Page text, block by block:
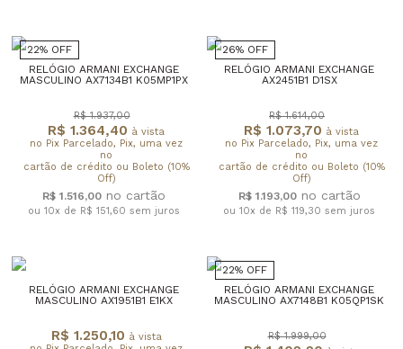
22% OFF
RELÓGIO ARMANI EXCHANGE
MASCULINO AX7134B1 K05MP1PX
R$ 1.364,40 à vista
no Pix Parcelado, Pix, uma vez
no
cartão de crédito ou Boleto (10%
Off)
R$ 1.937,00
R$ 1.516,00
ou 10x de R$ 151,60 sem juros
26% OFF
RELÓGIO ARMANI EXCHANGE
AX2451B1 D1SX
R$ 1.073,70 à vista
no Pix Parcelado, Pix, uma vez
no
cartão de crédito ou Boleto (10%
Off)
R$ 1.614,00
R$ 1.193,00
ou 10x de R$ 119,30 sem juros
RELÓGIO ARMANI EXCHANGE
MASCULINO AX1951B1 E1KX
R$ 1.250,10 à vista
22% OFF
RELÓGIO ARMANI EXCHANGE
MASCULINO AX7148B1 K05QP1SK
R$ 1.999,00